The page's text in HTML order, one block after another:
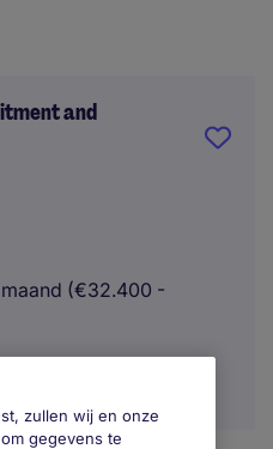
and
(€32.400 -
zullen wij en onze
gegevens te